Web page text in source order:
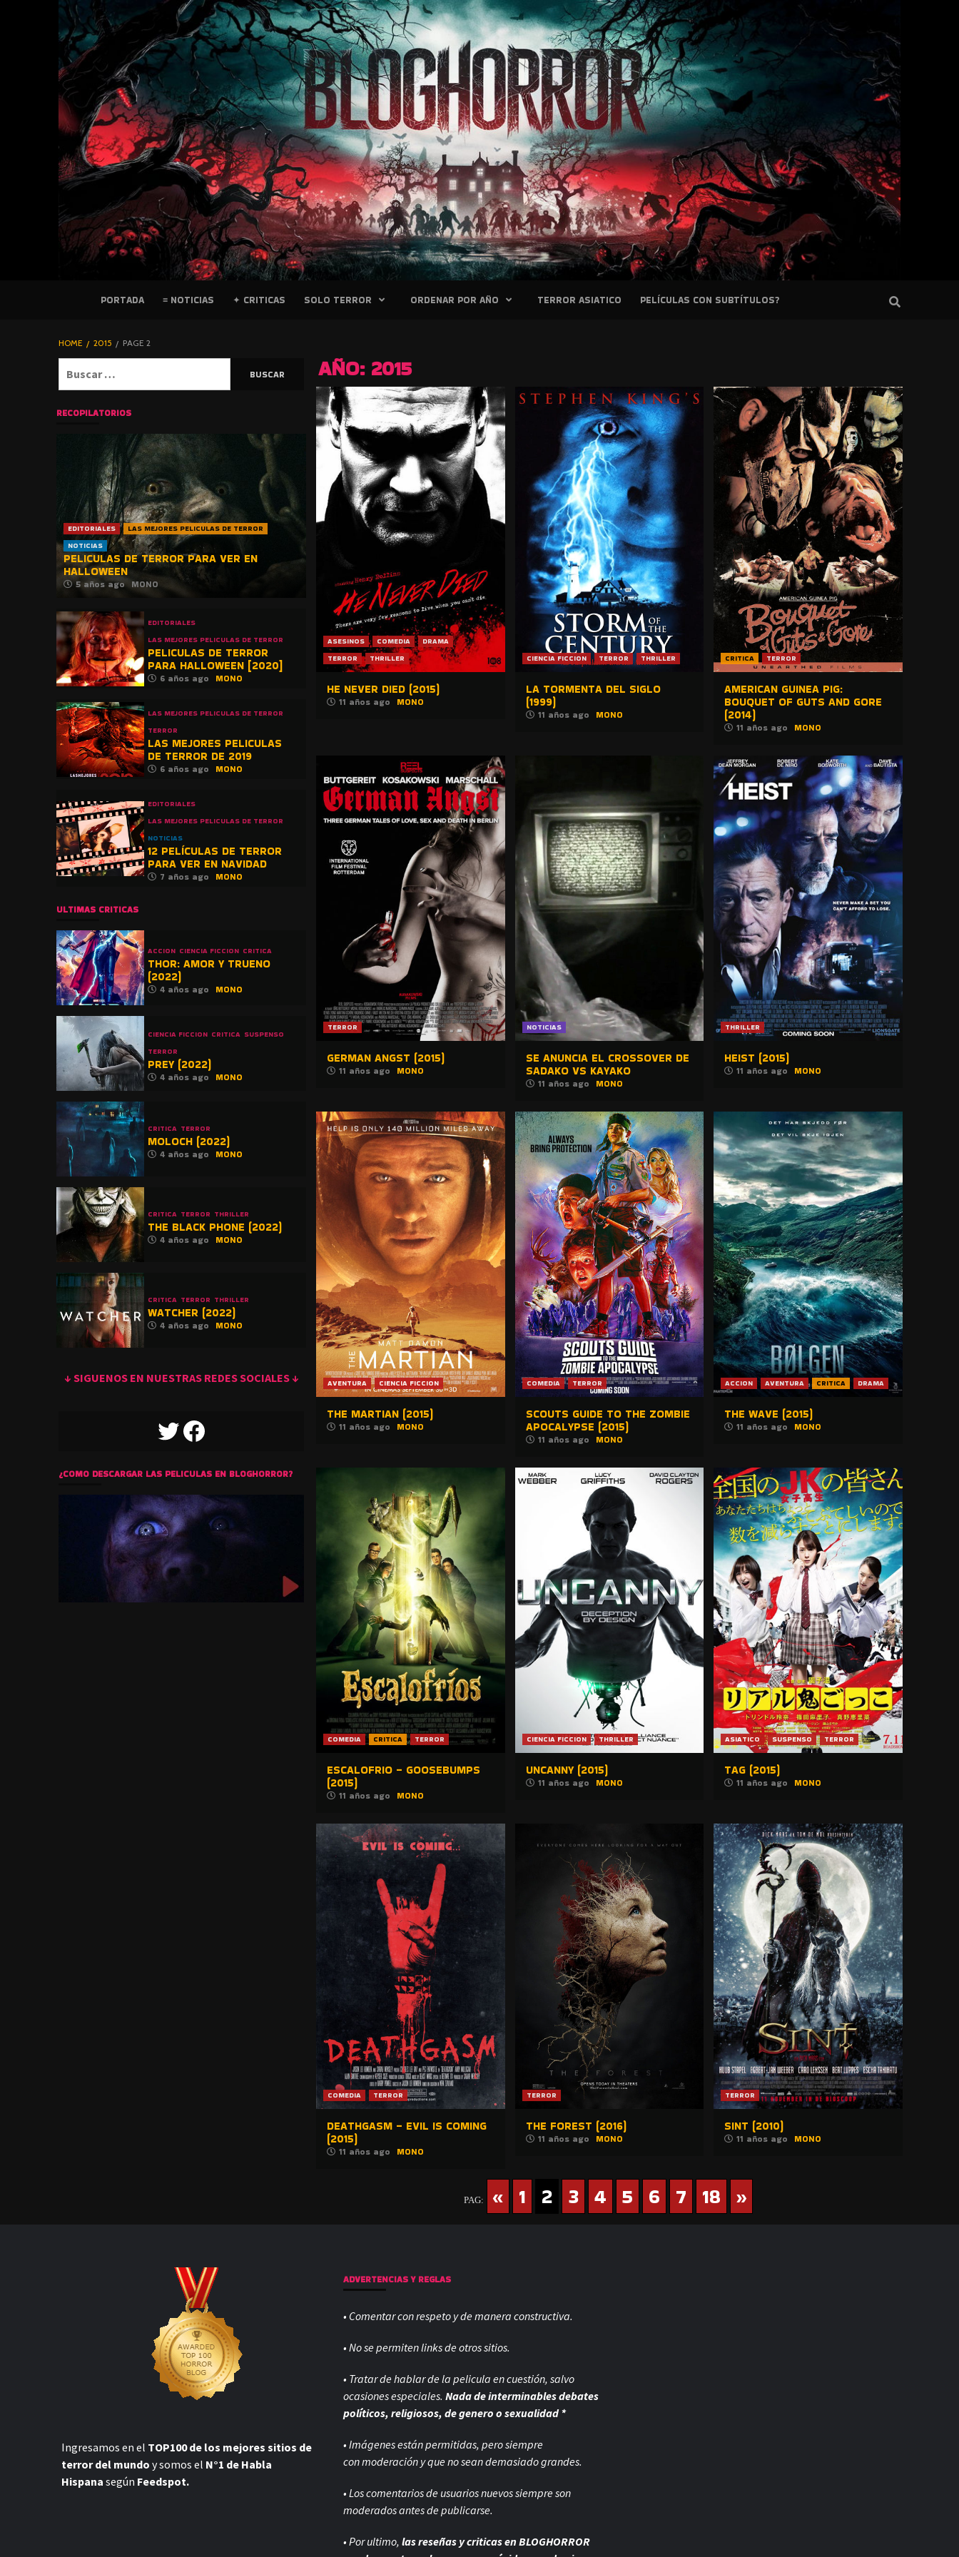
PELICULAS
BLOGHORROR
⋆
PORTADA ≡ NOTICIAS ✦ CRITICAS SOLO TERROR ORDENAR POR AÑO TERROR ASIATICO PELÍCULAS CON SUBTÍTULOS?
HOME 2015 PAGE 2
AÑO: 2015
ASESINOS COMEDIA
DRAMA
TERROR
THRILLER
HE NEVER DIED (2015)
11 años ago MONO
CIENCIA FICCION TERROR THRILLER
LA TORMENTA DEL SIGLO
(1999)
11 años ago MONO
CRITICA TERROR
AMERICAN GUINEA PIG:
BOUQUET OF GUTS AND GORE
(2014)
11 años ago MONO
TERROR
GERMAN ANGST (2015)
11 años ago MONO
NOTICIAS
SE ANUNCIA EL CROSSOVER DE
SADAKO VS KAYAKO
11 años ago MONO
THRILLER
HEIST (2015)
11 años ago MONO
AVENTURA CIENCIA FICCION
THE MARTIAN (2015)
11 años ago MONO
COMEDIA TERROR
SCOUTS GUIDE TO THE ZOMBIE
APOCALYPSE (2015)
11 años ago MONO
ACCION AVENTURA CRITICA DRAMA
THE WAVE (2015)
11 años ago MONO
COMEDIA CRITICA TERROR
ESCALOFRIO – GOOSEBUMPS
(2015)
11 años ago MONO
CIENCIA FICCION THRILLER
UNCANNY (2015)
11 años ago MONO
ASIATICO SUSPENSO TERROR
TAG (2015)
11 años ago MONO
COMEDIA TERROR
DEATHGASM – EVIL IS COMING
(2015)
11 años ago MONO
TERROR
THE FOREST (2016)
11 años ago MONO
TERROR
SINT (2010)
11 años ago MONO
PAG: « 1 2 3 4 5 6 7 18 »
RECOPILATORIOS
EDITORIALES
LAS MEJORES PELICULAS DE TERROR
NOTICIAS
PELICULAS DE TERROR PARA VER EN
HALLOWEEN
5 años ago MONO
EDITORIALES
LAS MEJORES PELICULAS DE TERROR
PELICULAS DE TERROR
PARA HALLOWEEN [2020]
6 años ago MONO
LAS MEJORES PELICULAS DE TERROR
TERROR
LAS MEJORES PELICULAS
DE TERROR DE 2019
6 años ago MONO
EDITORIALES
LAS MEJORES PELICULAS DE TERROR
NOTICIAS
12 PELÍCULAS DE TERROR
PARA VER EN NAVIDAD
7 años ago MONO
ULTIMAS CRITICAS
ACCION CIENCIA FICCION CRITICA
THOR: AMOR Y TRUENO
(2022)
4 años ago MONO
CIENCIA FICCION CRITICA SUSPENSO
TERROR
PREY (2022)
4 años ago MONO
CRITICA TERROR
MOLOCH (2022)
4 años ago MONO
CRITICA TERROR THRILLER
THE BLACK PHONE (2022)
4 años ago MONO
CRITICA TERROR THRILLER
WATCHER (2022)
4 años ago MONO
↓ SIGUENOS EN NUESTRAS REDES SOCIALES ↓
TWITTERFACEBOOK
¿COMO DESCARGAR LAS PELICULAS EN BLOGHORROR?
Ingresamos en el TOP100 de los mejores sitios de
terror del mundo y somos el N°1 de Habla
Hispana según Feedspot.
ADVERTENCIAS Y REGLAS
• Comentar con respeto y de manera constructiva.
• No se permiten links de otros sitios.
• Tratar de hablar de la pelicula en cuestión, salvo
ocasiones especiales.Nada de interminables debates
políticos, religiosos, de genero o sexualidad *
• Imágenes están permitidas, pero siempre
conmoderación y que no sean demasiado grandes.
• Los comentarios de usuarios nuevos siempre son
moderados antes de publicarse.
• Por ultimo,las reseñas y criticas en BLOGHORROR